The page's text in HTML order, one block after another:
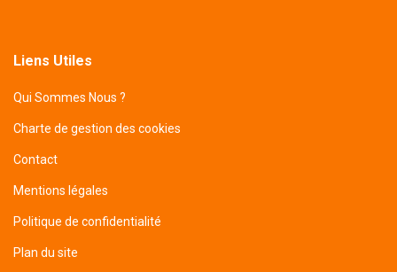
Liens Utiles
Qui Sommes Nous ?
Charte de gestion des cookies
Contact
Mentions légales
Politique de confidentialité
Plan du site